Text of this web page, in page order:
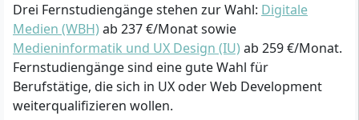
Drei Fernstudiengänge stehen zur Wahl: Digitale
Medien (WBH) ab 237 €/Monat sowie
Medieninformatik und UX Design (IU) ab 259 €/Monat.
Fernstudiengänge sind eine gute Wahl für
Berufstätige, die sich in UX oder Web Development
weiterqualifizieren wollen.